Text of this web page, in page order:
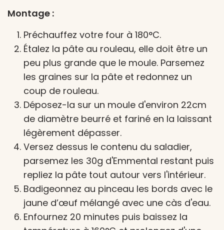
Montage :
Préchauffez votre four à 180°C.
Étalez la pâte au rouleau, elle doit être un
peu plus grande que le moule. Parsemez
les graines sur la pâte et redonnez un
coup de rouleau.
Déposez-la sur un moule d'environ 22cm
de diamètre beurré et fariné en la laissant
légèrement dépasser.
Versez dessus le contenu du saladier,
parsemez les 30g d'Emmental restant puis
repliez la pâte tout autour vers l'intérieur.
Badigeonnez au pinceau les bords avec le
jaune d’œuf mélangé avec une càs d'eau.
Enfournez 20 minutes puis baissez la